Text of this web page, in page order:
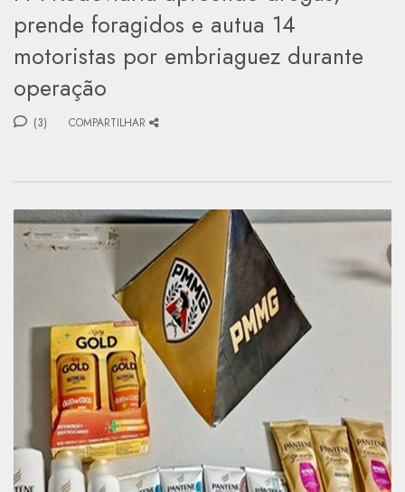
prende foragidos e autua 14
motoristas por embriaguez durante
operação
(3) COMPARTILHAR